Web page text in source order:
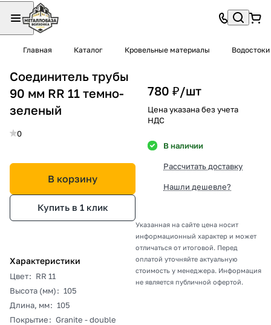
Главная Каталог Кровельные материалы Водостоки
Соединитель трубы
90 мм RR 11 темно-
зеленый
0
В корзину
Купить в 1 клик
Характеристики
Цвет: RR 11
Высота (мм): 105
Длина, мм: 105
Покрытие: Granite - double
780 ₽/шт
Цена указана без учета
НДС
В наличии
Рассчитать доставку
Нашли дешевле?
Указанная на сайте цена носит
информационный характер и может
отличаться от итоговой. Перед
оплатой уточняйте актуальную
стоимость у менеджера. Информация
не является публичной офертой.